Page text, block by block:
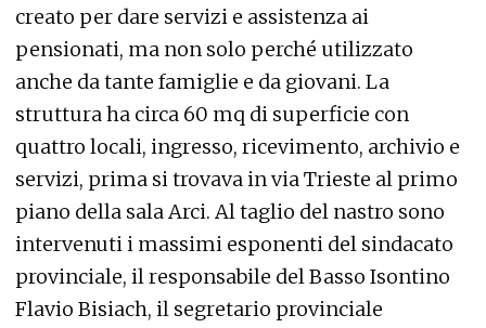
creato per dare servizi e assistenza ai
pensionati, ma non solo perché utilizzato
anche da tante famiglie e da giovani. La
struttura ha circa 60 mq di superficie con
quattro locali, ingresso, ricevimento, archivio e
servizi, prima si trovava in via Trieste al primo
piano della sala Arci. Al taglio del nastro sono
intervenuti i massimi esponenti del sindacato
provinciale, il responsabile del Basso Isontino
Flavio Bisiach, il segretario provinciale